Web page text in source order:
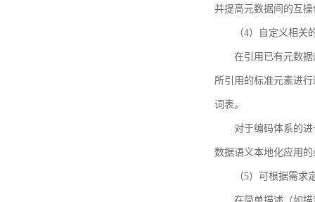
并提高元数据间的互
（4）自定义相关
在引用已有元数
所引用的标准元素进
词表。
对于编码体系的
数据语义本地化应用
（5）可根据需求